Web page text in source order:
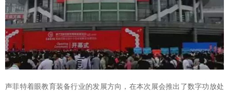
声菲特着眼教育装备行业的发展方向，在本次展会推出了数字功放处